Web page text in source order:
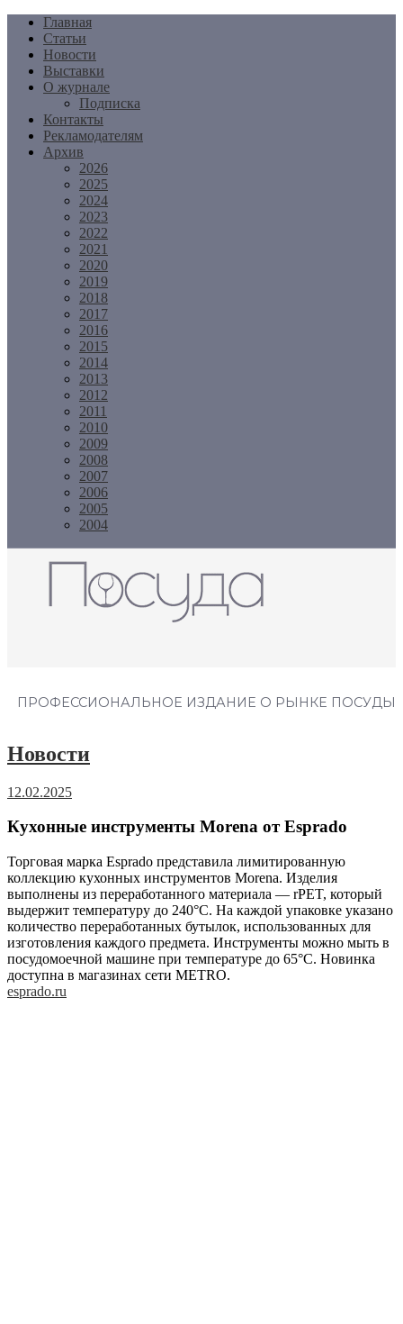
Перейти
содержимому
Главная
Статьи
Новости
Выставки
О журнале
Подписка
Контакты
Рекламодателям
Архив
2026
2025
2024
2023
2022
2021
2020
2019
2018
2017
2016
2015
2014
2013
2012
2011
2010
2009
2008
2007
2006
2005
2004
ПРОФЕССИОНАЛЬНОЕ ИЗДАНИЕ О РЫНКЕ ПОСУДЫ
Новости
12.02.2025
Кухонные инструменты Morena от Esprado
Торговая марка Esprado представила лимитированную
коллекцию кухонных инструментов Morena. Изделия
выполнены из переработанного материала — rPET, который
выдержит температуру до 240°C. На каждой упаковке указано
количество переработанных бутылок, использованных для
изготовления каждого предмета. Инструменты можно мыть в
посудомоечной машине при температуре до 65°C. Новинка
доступна в магазинах сети METRO.
esprado.ru